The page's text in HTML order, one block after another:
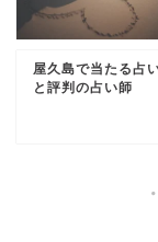
屋久島で当たる占
と評判の占い師